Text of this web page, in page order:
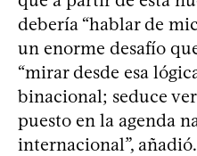
debería “hablar de
un enorme desafío
“mirar desde esa
binacional; seduce
puesto en la agenda
internacional”, añadió.